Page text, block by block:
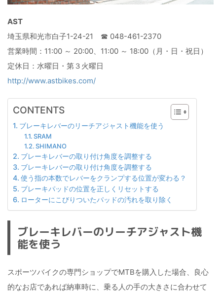
AST
埼玉県和光市白子1-24-21 ☎ 048-461-2370
営業時間：11:00 ～ 20:00、11:00 ～ 18:00（月・日・祝日）
定休日：水曜日・第３火曜日
http://www.astbikes.com/
CONTENTS
ブレーキレバーのリーチアジャスト機能を使う
SRAM
SHIMANO
ブレーキレバーの取り付け角度を調整する
ブレーキレバーの取り付け角度を調整する
使う指の本数でレバーをクランプする位置が変わる？
ブレーキパッドの位置を正しくリセットする
ローターにこびりついたパッドの汚れを取り除く
ブレーキレバーのリーチアジャスト機
能を使う
スポーツバイクの専門ショップでMTBを購入した場合、良心
的なお店であれば納車時に、乗る人の手の大きさに合わせて